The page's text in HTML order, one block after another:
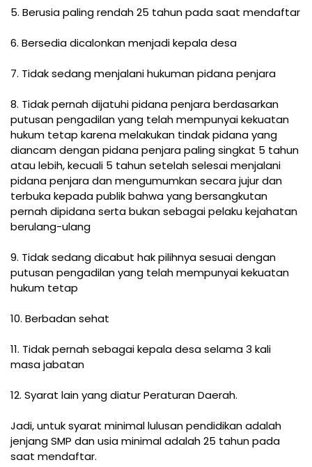
5. Berusia paling rendah 25 tahun pada saat mendaftar
6. Bersedia dicalonkan menjadi kepala desa
7. Tidak sedang menjalani hukuman pidana penjara
8. Tidak pernah dijatuhi pidana penjara berdasarkan
putusan pengadilan yang telah mempunyai kekuatan
hukum tetap karena melakukan tindak pidana yang
diancam dengan pidana penjara paling singkat 5 tahun
atau lebih, kecuali 5 tahun setelah selesai menjalani
pidana penjara dan mengumumkan secara jujur dan
terbuka kepada publik bahwa yang bersangkutan
pernah dipidana serta bukan sebagai pelaku kejahatan
berulang-ulang
9. Tidak sedang dicabut hak pilihnya sesuai dengan
putusan pengadilan yang telah mempunyai kekuatan
hukum tetap
10. Berbadan sehat
11. Tidak pernah sebagai kepala desa selama 3 kali
masa jabatan
12. Syarat lain yang diatur Peraturan Daerah.
Jadi, untuk syarat minimal lulusan pendidikan adalah
jenjang SMP dan usia minimal adalah 25 tahun pada
saat mendaftar.